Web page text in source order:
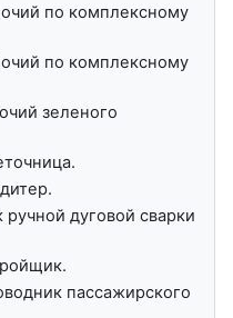
по комплексному
по комплексному
зеленого
дуговой сварки
пассажирского